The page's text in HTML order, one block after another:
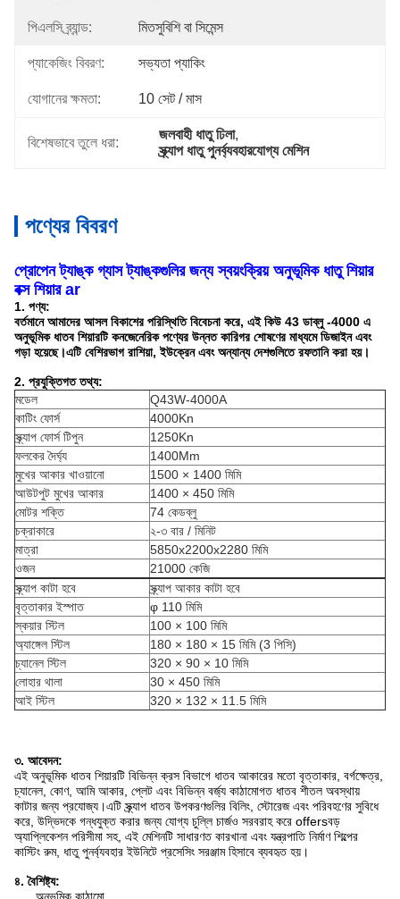
পিএলসি ব্র্যান্ড: মিতসুবিশি বা সিমেন্স
প্যাকেজিং বিবরণ: সভ্যতা প্যাকিং
যোগানের ক্ষমতা: 10 সেট / মাস
বিশেষভাবে তুলে ধরা:
জলবাহী ধাতু ঢিলা,
স্ক্র্যাপ ধাতু পুনর্ব্যবহারযোগ্য মেশিন
পণ্যের বিবরণ
প্রোপেন ট্যাঙ্ক গ্যাস ট্যাঙ্কগুলির জন্য স্বয়ংক্রিয় অনুভূমিক ধাতু শিয়ার
বক্স শিয়ার ar
1. পণ্য:
বর্তমানে আমাদের আসল বিকাশের পরিস্থিতি বিবেচনা করে, এই কিউ 43 ডাব্লু -4000 এ
অনুভূমিক ধাতব শিয়ারটি কনজেনেরিক পণ্যের উন্নত কারিগর শোষণের মাধ্যমে ডিজাইন এবং
গড়া হয়েছে।এটি বেশিরভাগ রাশিয়া, ইউক্রেন এবং অন্যান্য দেশগুলিতে রফতানি করা হয়।
2. প্রযুক্তিগত তথ্য:
মডেল
Q43W-4000A
কাটিং ফোর্স
4000Kn
স্ক্র্যাপ ফোর্স টিপুন
1250Kn
ফলকের দৈর্ঘ্য
1400Mm
মুখের আকার খাওয়ানো
1500 × 1400 মিমি
আউটপুট মুখের আকার
1400 × 450 মিমি
মোটর শক্তি
74 কেডব্লু
চক্রাকারে
২-৩ বার / মিনিট
মাত্রা
5850x2200x2280 মিমি
ওজন
21000 কেজি
স্ক্র্যাপ কাটা হবে
স্ক্র্যাপ আকার কাটা হবে
বৃত্তাকার ইস্পাত
φ 110 মিমি
স্কয়ার স্টিল
100 × 100 মিমি
অ্যাঙ্গেল স্টিল
180 × 180 × 15 মিমি (3 পিসি)
চ্যানেল স্টিল
320 × 90 × 10 মিমি
লোহার থালা
30 × 450 মিমি
আই স্টিল
320 × 132 × 11.5 মিমি
৩. আবেদন:
এই অনুভূমিক ধাতব শিয়ারটি বিভিন্ন ক্রস বিভাগে ধাতব আকারের মতো বৃত্তাকার, বর্গক্ষেত্র,
চ্যানেল, কোণ, আমি আকার, প্লেট এবং বিভিন্ন বর্জ্য কাঠামোগত ধাতব শীতল অবস্থায়
কাটার জন্য প্রযোজ্য।এটি স্ক্র্যাপ ধাতব উপকরণগুলির বিলিং, স্টোরেজ এবং পরিবহণের সুবিধে
করে, উদ্ভিদকে গন্ধযুক্ত করার জন্য যোগ্য চুল্লি চার্জও সরবরাহ করে offersবড়
অ্যাপ্লিকেশন পরিসীমা সহ, এই মেশিনটি সাধারণত কারখানা এবং যন্ত্রপাতি নির্মাণ শিল্পের
কাস্টিং রুম, ধাতু পুনর্ব্যবহার ইউনিটে প্রসেসিং সরঞ্জাম হিসাবে ব্যবহৃত হয়।
৪. বৈশিষ্ট্য: